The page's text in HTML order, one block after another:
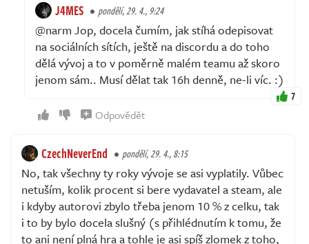
J4MES pondělí, 29. 4., 9:24
@narm Jop, docela čumím, jak stíhá odepisovat
na sociálních sítích, ještě na discordu a do toho
dělá vývoj a to v poměrně malém teamu až skoro
jenom sám.. Musí dělat tak 16h denně, ne-li víc. :)
7
Odpovědět
CzechNeverEnd pondělí, 29. 4., 8:15
No, tak všechny ty roky vývoje se asi vyplatily. Vůbec
netuším, kolik procent si bere vydavatel a steam, ale
i kdyby autorovi zbylo třeba jenom 10 % z celku, tak
i to by bylo docela slušný (s přihlédnutím k tomu, že
to ani není plná hra a tohle je asi spíš zlomek z toho,